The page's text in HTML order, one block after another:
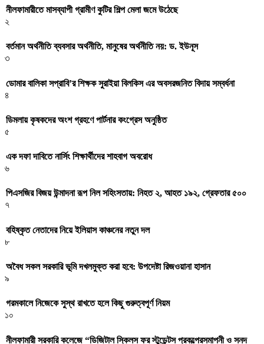
নীলফামারীতে মাসব্যাপী গ্রামীণ কুটির শিল্প মেলা জমে উঠেছে
২
বর্তমান অর্থনীতি ব্যবসার অর্থনীতি, মানুষের অর্থনীতি নয়: ড. ইউনূস
৩
ডোমার বালিকা সপ্রাবি’র শিক্ষক সুরাইয়া বিলকিস এর অবসরজনিত বিদায় সম্বর্ধনা
৪
ডিমলায় কৃষকদের অংশ গ্রহণে পার্টনার কংগ্রেস অনুষ্ঠিত
৫
এক দফা দাবিতে নার্সিং শিক্ষার্থীদের শাহবাগ অবরোধ
৬
পিএসজির বিজয় উন্মাদনা রূপ নিল সহিংসতায়: নিহত ২, আহত ১৯২, গ্রেফতার ৫০০
৭
বহিষ্কৃত নেতাদের নিয়ে ইলিয়াস কাঞ্চনের নতুন দল
৮
অবৈধ সকল সরকারি ভূমি দখলমুক্ত করা হবে: উপদেষ্টা রিজওয়ানা হাসান
৯
গরমকালে নিজেকে সুস্থ রাখতে হলে কিছু গুরুত্বপূর্ণ নিয়ম
১০
নীলফামারী সরকারি কলেজে “ডিজিটাল স্কিলস ফর স্টুডেন্টস প্রকল্পেরসমাপনী ও সনদ